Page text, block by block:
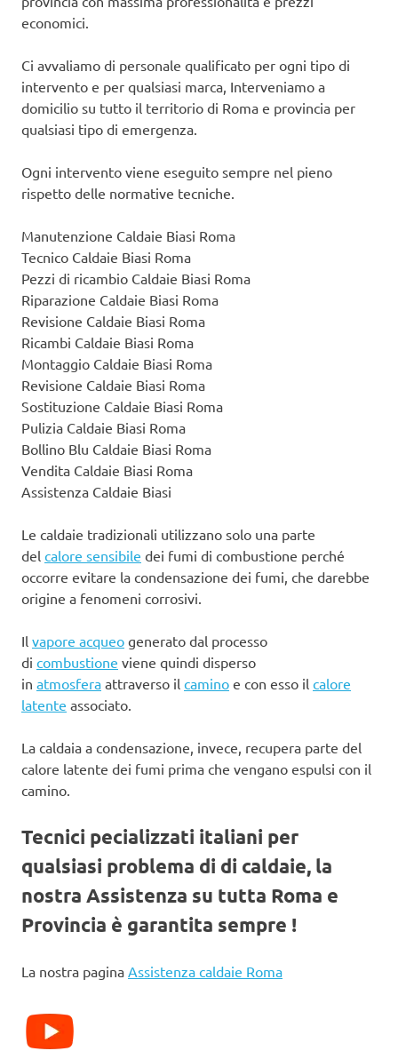
economici.
Ci avvaliamo di personale qualificato per ogni tipo di
intervento e per qualsiasi marca, Interveniamo a
domicilio su tutto il territorio di Roma e provincia per
qualsiasi tipo di emergenza.
Ogni intervento viene eseguito sempre nel pieno
rispetto delle normative tecniche.
Manutenzione Caldaie Biasi Roma
Tecnico Caldaie Biasi Roma
Pezzi di ricambio Caldaie Biasi Roma
Riparazione Caldaie Biasi Roma
Revisione Caldaie Biasi Roma
Ricambi Caldaie Biasi Roma
Montaggio Caldaie Biasi Roma
Revisione Caldaie Biasi Roma
Sostituzione Caldaie Biasi Roma
Pulizia Caldaie Biasi Roma
Bollino Blu Caldaie Biasi Roma
Vendita Caldaie Biasi Roma
Assistenza Caldaie Biasi
Le caldaie tradizionali utilizzano solo una parte
del calore sensibile dei fumi di combustione perché
occorre evitare la condensazione dei fumi, che darebbe
origine a fenomeni corrosivi.
Il vapore acqueo generato dal processo
di combustione viene quindi disperso
in atmosfera attraverso il camino e con esso il calore
latente associato.
La caldaia a condensazione, invece, recupera parte del
calore latente dei fumi prima che vengano espulsi con il
camino.
Tecnici pecializzati italiani per
qualsiasi problema di di caldaie, la
nostra Assistenza su tutta Roma e
Provincia è garantita sempre !
La nostra pagina Assistenza caldaie Roma